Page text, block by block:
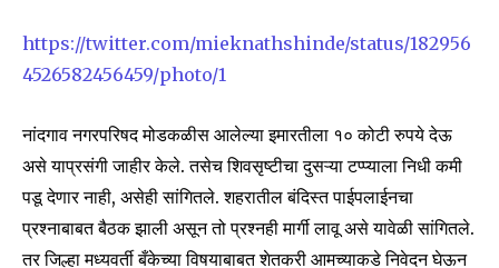
https://twitter.com/mieknathshinde/status/182956
4526582456459/photo/1
नांदगाव नगरपरिषद मोडकळीस आलेल्या इमारतीला १० कोटी रुपये देऊ
असे याप्रसंगी जाहीर केले. तसेच शिवसृष्टीचा दुसऱ्या टप्प्याला निधी कमी
पडू देणार नाही, असेही सांगितले. शहरातील बंदिस्त पाईपलाईनचा
प्रश्नाबाबत बैठक झाली असून तो प्रश्नही मार्गी लावू असे यावेळी सांगितले.
तर जिल्हा मध्यवर्ती बँकेच्या विषयाबाबत शेतकरी आमच्याकडे निवेदन घेऊन